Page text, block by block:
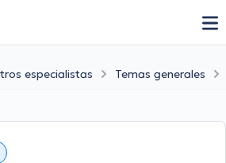
especialistas Temas generales